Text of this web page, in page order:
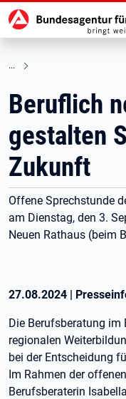
zu den Hauptinhalten
Beruflich
gestalten
Zukunft
Offene Sprechstunde
am Dienstag, den 3.
Neuen Rathaus (beim
27.08.2024 |
Die Berufsberatung im
regionalen
bei der Entscheidung
Im Rahmen der
Berufsberaterin